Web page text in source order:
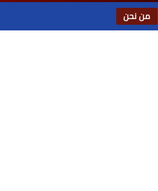
من نحن